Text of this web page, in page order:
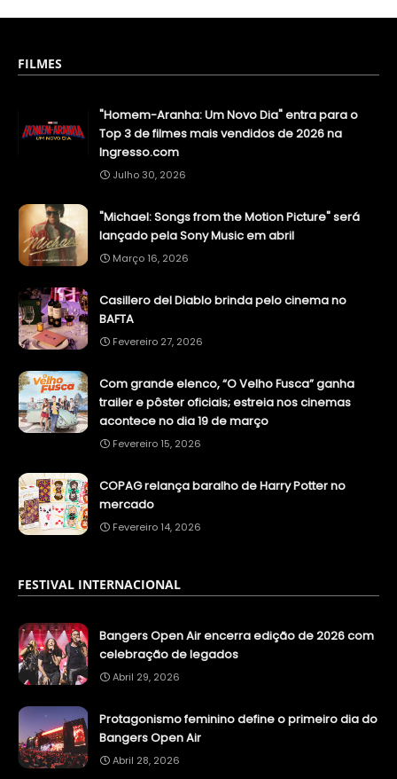
FILMES
"Homem-Aranha: Um Novo Dia" entra para o
Top 3 de filmes mais vendidos de 2026 na
Ingresso.com
Julho 30, 2026
"Michael: Songs from the Motion Picture" será
lançado pela Sony Music em abril
Março 16, 2026
Casillero del Diablo brinda pelo cinema no
BAFTA
Fevereiro 27, 2026
Com grande elenco, “O Velho Fusca” ganha
trailer e pôster oficiais; estreia nos cinemas
acontece no dia 19 de março
Fevereiro 15, 2026
COPAG relança baralho de Harry Potter no
mercado
Fevereiro 14, 2026
FESTIVAL INTERNACIONAL
Bangers Open Air encerra edição de 2026 com
celebração de legados
Abril 29, 2026
Protagonismo feminino define o primeiro dia do
Bangers Open Air
Abril 28, 2026